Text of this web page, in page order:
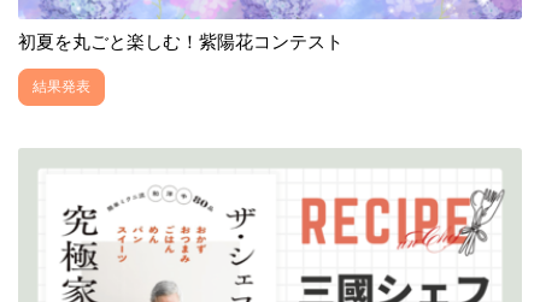
初夏を丸ごと楽しむ！紫陽花コンテスト
結果発表